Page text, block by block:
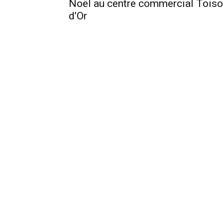
Noël au centre commercial
d’Or